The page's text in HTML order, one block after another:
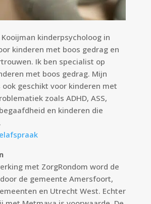
kinderpsycholoog in
kinderen met boos gedrag en
Ik ben specialist op
met boos gedrag. Mijn
ook geschikt voor kinderen met
zoals ADHD, ASS,
en kinderen die
met ZorgRondom word de
de gemeente Amersfoort,
en Utrecht West. Echter